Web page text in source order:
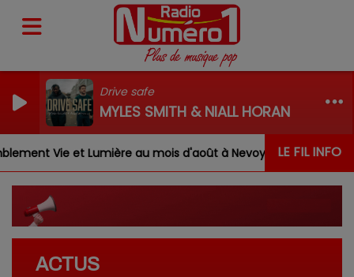
Drive safe
MYLES SMITH & NIALL HORAN
LE FIL INFO
Vie et Lumière au mois d'août à Nevoy Louis,
ACTUS